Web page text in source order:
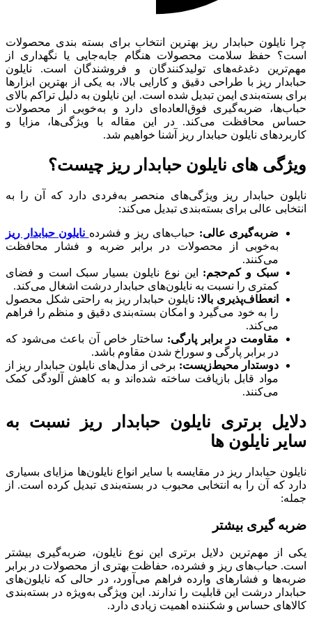
چرا نایلون حبابدار ریز بهترین انتخاب برای بسته بندی محصولات
است؟ حفظ سلامت محصولات هنگام جابه‌جایی یا نگهداری از
مهم‌ترین دغدغه‌های تولیدکنندگان و فروشندگان است. نایلون
حبابدار ریز با طراحی دقیق و کارایی بالا، به یکی از بهترین ابزارها
برای بسته‌بندی ایمن تبدیل شده است. این نایلون به دلیل تراکم بالای
حباب‌ها، ضربه‌گیری فوق‌العاده‌ای دارد و به‌خوبی از محصولات
حساس محافظت می‌کند. در این مقاله با ویژگی‌ها، مزایا و
کاربردهای نایلون حبابدار ریز آشنا خواهیم شد.
ویژگی های نایلون حبابدار ریز چیست؟
نایلون حبابدار ریز ویژگی‌های منحصر به‌فردی دارد که آن را به
انتخابی عالی برای بسته‌بندی تبدیل می‌کند:
ضربه‌گیری عالی: حباب‌های ریز و فشرده نایلون حبابدار ریز
به‌خوبی از محصولات در برابر ضربه و فشار محافظت
می‌کنند.
سبک و کم‌حجم: این نوع نایلون بسیار سبک است و فضای
کمتری را نسبت به نایلون‌های حبابدار درشت اشغال می‌کند.
انعطاف‌پذیری بالا: نایلون حبابدار ریز به راحتی شکل محصول
را به خود می‌گیرد و امکان بسته‌بندی دقیق و منظم را فراهم
می‌کند.
مقاومت در برابر پارگی: ساختار خاص آن باعث می‌شود که
در برابر پارگی و سوراخ شدن مقاوم باشد.
دوستدار محیط‌زیست: برخی از مدل‌های نایلون حبابدار ریز از
مواد قابل بازیافت ساخته شده‌اند و به کاهش آلودگی کمک
می‌کنند.
دلایل برتری نایلون حبابدار ریز نسبت به
سایر نایلون ها
نایلون حبابدار ریز در مقایسه با سایر انواع نایلون‌ها مزایای بسیاری
دارد که آن را به انتخابی محبوب در بسته‌بندی تبدیل کرده است. از
جمله:
ضربه گیری بیشتر
یکی از مهم‌ترین دلایل برتری این نوع نایلون، ضربه‌گیری بیشتر
است. حباب‌های ریز و فشرده، حفاظت بهتری از محصولات در برابر
ضربه‌ها و فشارهای وارده فراهم می‌آورد، در حالی که نایلون‌های
حبابدار درشت این قابلیت را ندارند. این ویژگی به‌ویژه در بسته‌بندی
کالاهای حساس و شکننده اهمیت زیادی دارد.